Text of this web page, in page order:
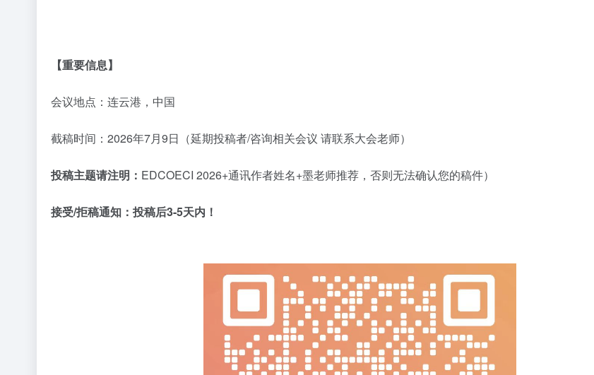
【重要信息】
会议地点：连云港，中国
截稿时间： 2026年7月9日（延期投稿者/咨询相关会议 请联系大会老师）
投稿主题请注明： EDCOECI 2026+通讯作者姓名+墨老师推荐，否则无法确认您的稿件）
接受/拒稿通知： 投稿后3-5天内！